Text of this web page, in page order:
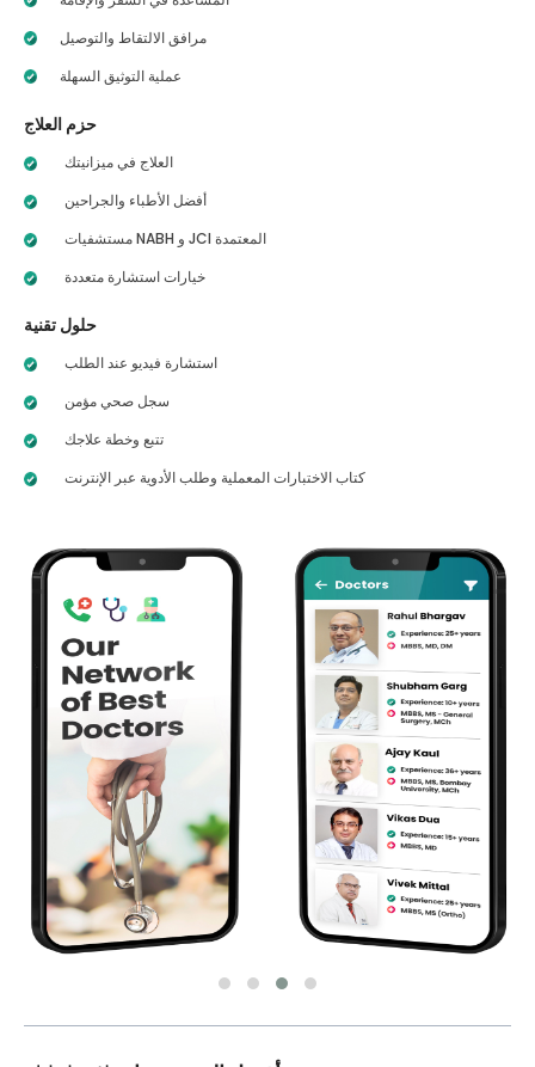
مرافق الالتقاط والتوصيل
عملية التوثيق السهلة
حزم العلاج
العلاج في ميزانيتك
أفضل الأطباء والجراحين
مستشفيات NABH و JCI المعتمدة
خيارات استشارة متعددة
حلول تقنية
استشارة فيديو عند الطلب
سجل صحي مؤمن
تتبع وخطة علاجك
كتاب الاختبارات المعملية وطلب الأدوية عبر الإنترنت